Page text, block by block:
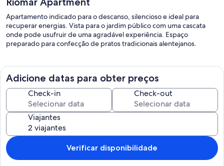
Apartamento indicado para o descanso, silencioso e ideal para
recuperar energias. Vista para o jardim público com uma cascata
onde pode usufruir de uma agradável experiência. Espaço
preparado para confecção de pratos tradicionais alentejanos.
Adicione datas para obter preços
Check-in Check-out
Viajantes
Verificar disponibilidade